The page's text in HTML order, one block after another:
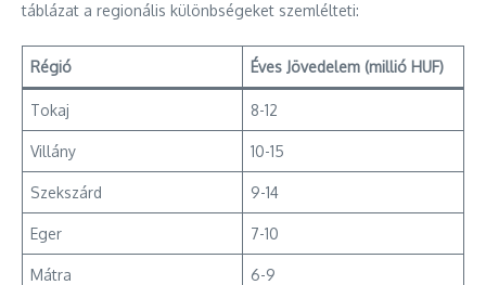
táblázat a regionális különbségeket szemlélteti:
Régió Éves Jövedelem (millió HUF)
Tokaj 8-12
Villány 10-15
Szekszárd 9-14
Eger 7-10
Mátra 6-9